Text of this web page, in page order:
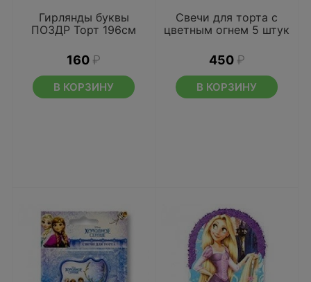
Гирлянды буквы
ПОЗДР Торт 196см
160 ₽
В КОРЗИНУ
Свечи для торта с
цветным огнем 5 штук
450 ₽
В КОРЗИНУ